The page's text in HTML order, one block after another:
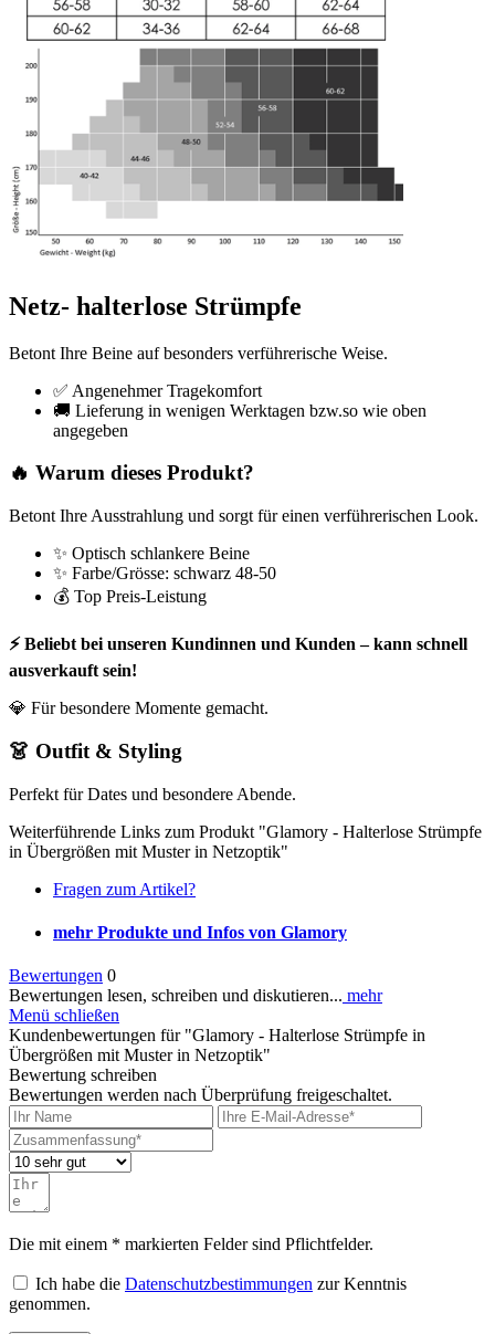
Netz- halterlose Strümpfe
Betont Ihre Beine auf besonders verführerische Weise.
✅ Angenehmer Tragekomfort
🚚 Lieferung in wenigen Werktagen bzw.so wie oben
angegeben
🔥 Warum dieses Produkt?
Betont Ihre Ausstrahlung und sorgt für einen verführerischen Look.
✨ Optisch schlankere Beine
✨ Farbe/Grösse: schwarz 48-50
💰 Top Preis-Leistung
⚡ Beliebt bei unseren Kundinnen und Kunden – kann schnell
ausverkauft sein!
💎 Für besondere Momente gemacht.
👗 Outfit & Styling
Perfekt für Dates und besondere Abende.
Weiterführende Links zum Produkt "Glamory - Halterlose Strümpfe
in Übergrößen mit Muster in Netzoptik"
Fragen zum Artikel?
mehr Produkte und Infos von Glamory
Bewertungen 0
Bewertungen lesen, schreiben und diskutieren... mehr
Menü schließen
Kundenbewertungen für "Glamory - Halterlose Strümpfe in
Übergrößen mit Muster in Netzoptik"
Bewertung schreiben
Bewertungen werden nach Überprüfung freigeschaltet.
Die mit einem * markierten Felder sind Pflichtfelder.
Ich habe die Datenschutzbestimmungen zur Kenntnis
genommen.